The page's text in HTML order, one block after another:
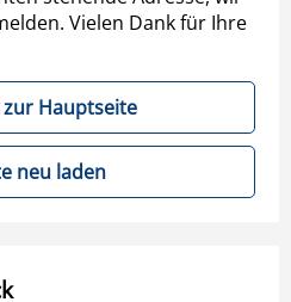
Vielen Dank für Ihre
Hauptseite
neu laden